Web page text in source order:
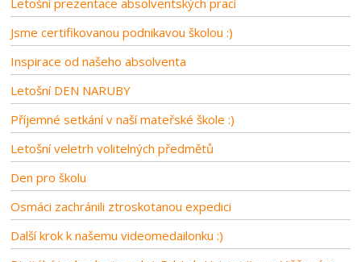
Letošní prezentace absolventských prací
Jsme certifikovanou podnikavou školou :)
Inspirace od našeho absolventa
Letošní DEN NARUBY
Příjemné setkání v naší mateřské škole :)
Letošní veletrh volitelných předmětů
Den pro školu
Osmáci zachránili ztroskotanou expedici
Další krok k našemu videomedailonku :)